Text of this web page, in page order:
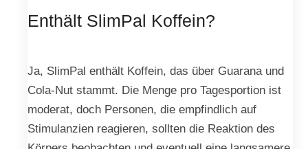
Enthält SlimPal Koffein?
Ja, SlimPal enthält Koffein, das über Guarana und
Cola-Nut stammt. Die Menge pro Tagesportion ist
moderat, doch Personen, die empfindlich auf
Stimulanzien reagieren, sollten die Reaktion des